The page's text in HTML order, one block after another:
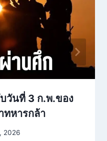
วันที่ 3 ก.พ.ของ
ทหารกล้า
2026